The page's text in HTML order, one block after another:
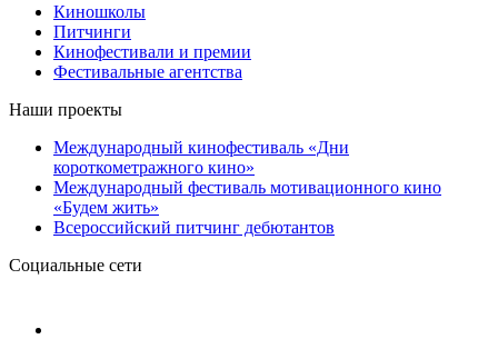
Киношколы
Питчинги
Кинофестивали и премии
Фестивальные агентства
Наши проекты
Международный кинофестиваль «Дни
короткометражного кино»
Международный фестиваль мотивационного кино
«Будем жить»
Всероссийский питчинг дебютантов
Социальные сети